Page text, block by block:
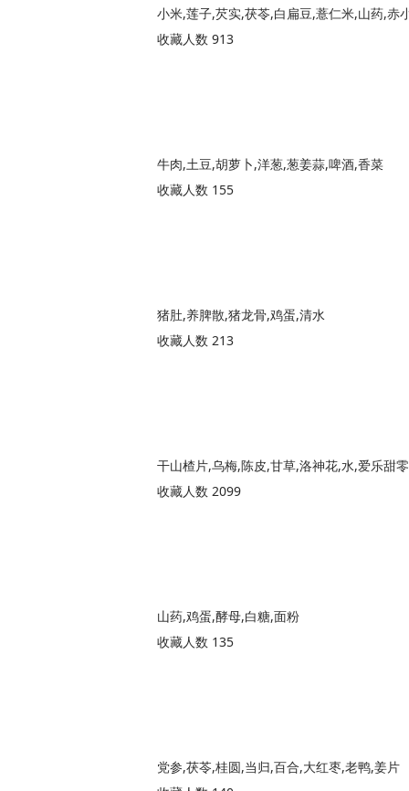
小米,莲子,芡实,茯苓,白扁豆,薏仁米,山药,赤
收藏人数 913
牛肉,土豆,胡萝卜,洋葱,葱姜蒜,啤酒,香菜
收藏人数 155
猪肚,养脾散,猪龙骨,鸡蛋,清水
收藏人数 213
干山楂片,乌梅,陈皮,甘草,洛神花,水,爱乐甜
收藏人数 2099
山药,鸡蛋,酵母,白糖,面粉
收藏人数 135
党参,茯苓,桂圆,当归,百合,大红枣,老鸭,姜片